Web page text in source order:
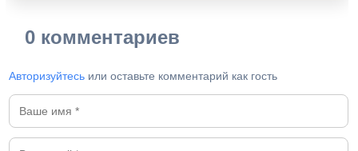
0 комментариев
Авторизуйтесь или оставьте комментарий как гость